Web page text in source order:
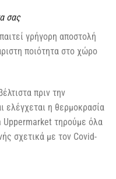
σας
γρήγορη αποστολή
ποιότητα στο χώρο
πριν την
ελέγχεται η θερμοκρασία
Uppermarket τηρούμε όλα
σχετικά με τον Covid-